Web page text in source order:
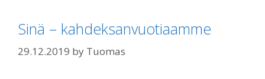
Sinä – kahdeksanvuotiaamme
29.12.2019 by Tuomas